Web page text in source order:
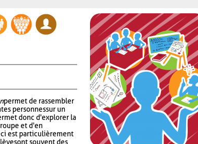
permet de rassembler
personnes sur un
donc d'explorer la
et d'en
est particulièrement
ont souvent des